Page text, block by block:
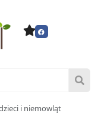
i niemowląt